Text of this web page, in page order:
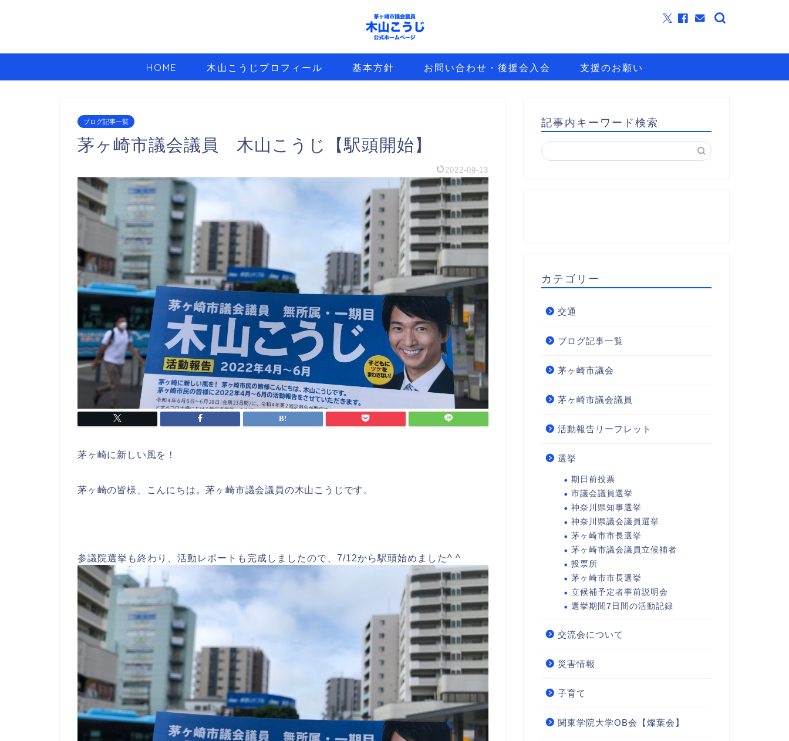
HOME 木山こうじプロフィール 基本方針 お問い合わせ・後援会入会 支援のお願い
ブログ記事一覧
茅ヶ崎市議会議員 木山こうじ【駅頭開始】
2022-09-13
茅ヶ崎に新しい風を！
茅ヶ崎の皆様、こんにちは。茅ヶ崎市議会議員の木山こうじです。
参議院選挙も終わり、活動レポートも完成しましたので、7/12から駅頭始めました^ ^
記事内キーワード検索
カテゴリー
交通
ブログ記事一覧
茅ヶ崎市議会
茅ヶ崎市議会議員
活動報告リーフレット
選挙
期日前投票
市議会議員選挙
神奈川県知事選挙
神奈川県議会議員選挙
茅ヶ崎市市長選挙
茅ヶ崎市議会議員立候補者
投票所
茅ヶ崎市市長選挙
立候補予定者事前説明会
選挙期間7日間の活動記録
交流会について
災害情報
子育て
関東学院大学OB会【燦葉会】